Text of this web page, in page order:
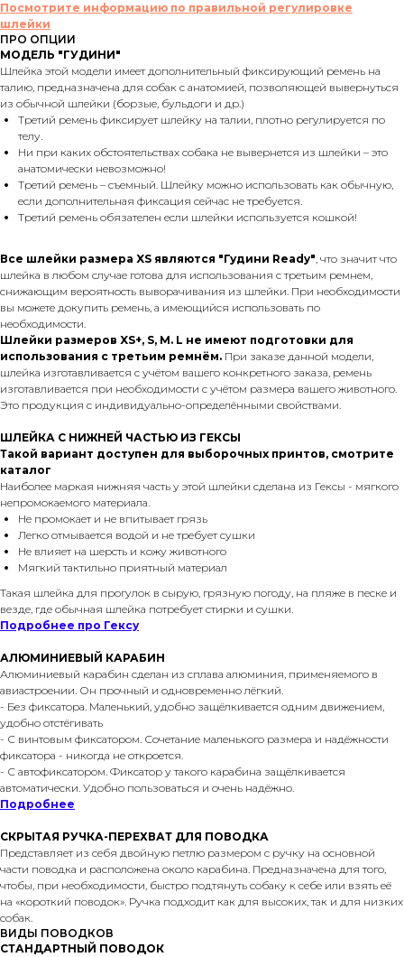
Посмотрите информацию по правильной регулировке
шлейки
ПРО ОПЦИИ
МОДЕЛЬ "ГУДИНИ"
Шлейка этой модели имеет дополнительный фиксирующий ремень на
талию, предназначена для собак с анатомией, позволяющей вывернуться
из обычной шлейки (борзые, бульдоги и др.)
Третий ремень фиксирует шлейку на талии, плотно регулируется по
телу.
Ни при каких обстоятельствах собака не вывернется из шлейки – это
анатомически невозможно!
Третий ремень – съемный. Шлейку можно использовать как обычную,
если дополнительная фиксация сейчас не требуется.
Третий ремень обязателен если шлейки используется кошкой!
Все шлейки размера XS являются "Гудини Ready", что значит что
шлейка в любом случае готова для использования с третьим ремнем,
снижающим вероятность выворачивания из шлейки. При необходимости
вы можете докупить ремень, а имеющийся использовать по
необходимости.
Шлейки размеров XS+, S, M. L не имеют подготовки для
использования с третьим ремнём. При заказе данной модели,
шлейка изготавливается с учётом вашего конкретного заказа, ремень
изготавливается при необходимости с учётом размера вашего животного.
Это продукция с индивидуально-определёнными свойствами.
ШЛЕЙКА С НИЖНЕЙ ЧАСТЬЮ ИЗ ГЕКСЫ
Такой вариант доступен для выборочных принтов, смотрите
каталог
Наиболее маркая нижняя часть у этой шлейки сделана из Гексы - мягкого
непромокаемого материала.
Не промокает и не впитывает грязь
Легко отмывается водой и не требует сушки
Не влияет на шерсть и кожу животного
Мягкий тактильно приятный материал
Такая шлейка для прогулок в сырую, грязную погоду, на пляже в песке и
везде, где обычная шлейка потребует стирки и сушки.
Подробнее про Гексу
АЛЮМИНИЕВЫЙ КАРАБИН
Алюминиевый карабин сделан из сплава алюминия, применяемого в
авиастроении. Он прочный и одновременно лёгкий.
- Без фиксатора. Маленький, удобно защёлкивается одним движением,
удобно отстёгивать
- С винтовым фиксатором. Сочетание маленького размера и надёжности
фиксатора - никогда не откроется.
- С автофиксатором. Фиксатор у такого карабина защёлкивается
автоматически. Удобно пользоваться и очень надёжно.
Подробнее
СКРЫТАЯ РУЧКА-ПЕРЕХВАТ ДЛЯ ПОВОДКА
Представляет из себя двойную петлю размером с ручку на основной
части поводка и расположена около карабина. Предназначена для того,
чтобы, при необходимости, быстро подтянуть собаку к себе или взять её
на «короткий поводок». Ручка подходит как для высоких, так и для низких
собак.
ВИДЫ ПОВОДКОВ
СТАНДАРТНЫЙ ПОВОДОК